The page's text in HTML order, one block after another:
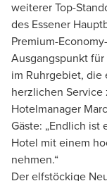
weiterer Top-
des Essener
Premium-
Ausgangspunkt
im Ruhrgebiet, die
herzlichen Service
Hotelmanager
Gäste: „Endlich ist
Hotel mit einem
nehmen.“
Der elfstöckige